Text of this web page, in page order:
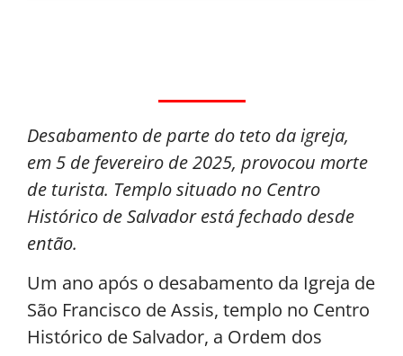
Desabamento de parte do teto da igreja,
em 5 de fevereiro de 2025, provocou morte
de turista. Templo situado no Centro
Histórico de Salvador está fechado desde
então.
Um ano após o desabamento da Igreja de
São Francisco de Assis, templo no Centro
Histórico de Salvador, a Ordem dos